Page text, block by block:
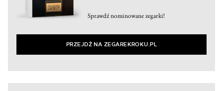
Sprawdź nominowane zegarki!
PRZEJDŹ NA ZEGAREKROKU.PL